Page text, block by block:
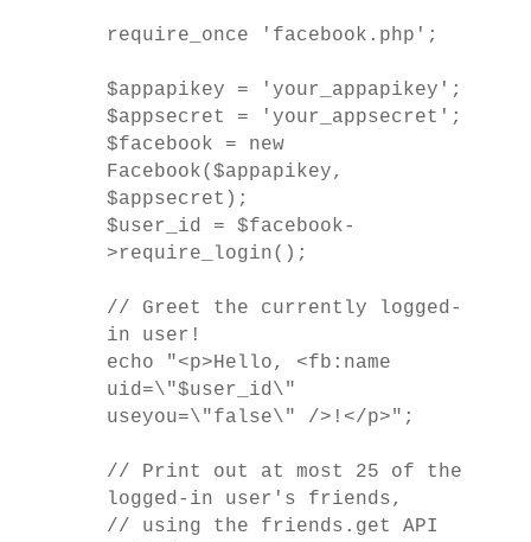
require_once 'facebook.php' ;
$appapikey = ' your_appapikey ' ;
$appsecret = ' your_appsecret ' ;
$facebook =
new
Facebook( $appapikey,
$appsecret );
$user_id = $facebook-
>require_login();
// Greet the currently logged-
in user!
echo
"<p>Hello, <fb:name
uid=\"$user_id\"
useyou=\"false\" />!</p>" ;
// Print out at most 25 of the
logged-in user's friends,
// using the friends.get API